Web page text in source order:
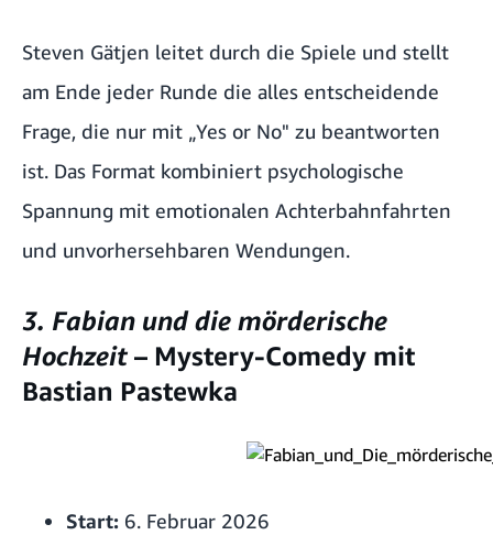
Steven Gätjen leitet durch die Spiele und stellt
am Ende jeder Runde die alles entscheidende
Frage, die nur mit „Yes or No" zu beantworten
ist. Das Format kombiniert psychologische
Spannung mit emotionalen Achterbahnfahrten
und unvorhersehbaren Wendungen.
3. Fabian und die mörderische
Hochzeit – Mystery-Comedy mit
Bastian Pastewka
Start: 6. Februar 2026